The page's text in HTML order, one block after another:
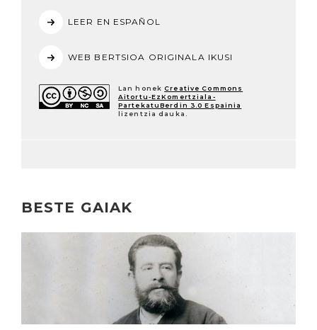
LEER EN ESPAÑOL
WEB BERTSIOA ORIGINALA IKUSI
Lan honek Creative Commons
Aitortu-EzKomertziala-
PartekatuBerdin 3.0 Espainia
lizentzia dauka.
BESTE GAIAK